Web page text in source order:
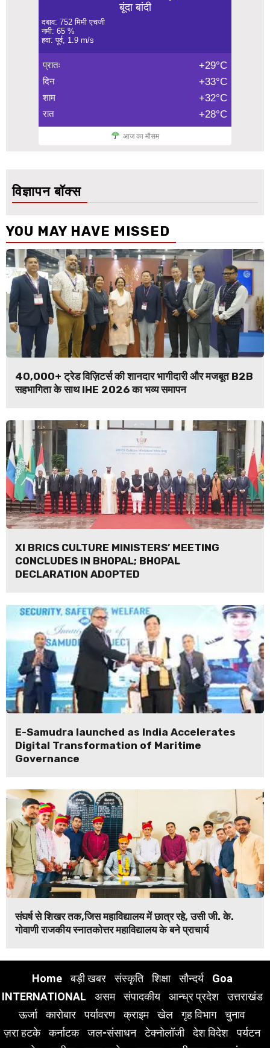
बूंदा बांदी
दबाव: 752 मिमी एचजी
नमी: 65 %
हवा: पूर्व, 1.9 m/s
प्रातः +29°C
दिन +33°C
शाम +32°C
रात +28°C
आज का मौसम
विज्ञापन बॉक्स
YOU MAY HAVE MISSED
40,000+ ट्रेड विज़िटर्स की शानदार भागीदारी और मजबूत B2B
सहभागिता के साथ IHE 2026 का भव्य समापन
XI BRICS CULTURE MINISTERS’ MEETING
CONCLUDES IN BHOPAL; BHOPAL
DECLARATION ADOPTED
E-Samudra launched as India Accelerates
Digital Transformation of Maritime
Governance
संघर्ष से शिखर तक,जिस महाविद्यालय में छात्र रहे, उसी जी. के.
गोवाणी राजकीय स्नातकोत्तर महाविद्यालय के बने प्राचार्य
Home बड़ी खबर संस्कृति शिक्षा सौन्दर्य
Goa
INTERNATIONAL
असम संपादकीय आन्ध्र प्रदेश
उत्तराखंड
ऊर्जा
कारोबार पर्यावरण क्राइम खेल गृह विभाग
चुनाव
ज़रा हटके
कर्नाटक जल-संसाधन टेक्नोलॉजी देश विदेश
पर्यटन